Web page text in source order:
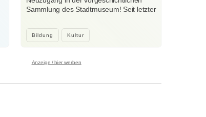
Bildung Kultur
Sammlung des Stadtmuseum! Seit letzter
Anzeige / hier werben